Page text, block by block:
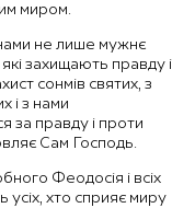
миром.
не лише мужнє
які захищають правду і
сонмів святих, з
і з нами
правду і проти
Сам Господь.
Феодосія і всіх
усіх, хто сприяє миру